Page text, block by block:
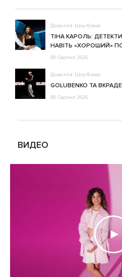
Дозвілля Шоу-бізнес
ТІНА КАРОЛЬ:
НАВІТЬ «ХОРОШИЙ»
08 Серпня 2026
Дозвілля Шоу-бізнес
GOLUBENKO ТА
08 Серпня 2026
ВИДЕО